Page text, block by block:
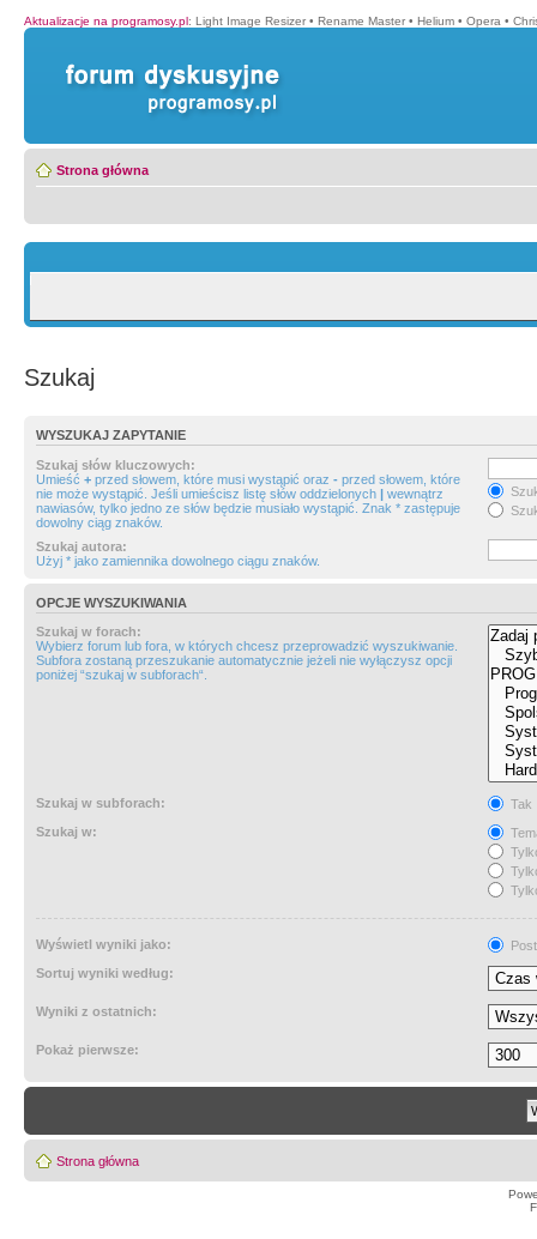
Aktualizacje na programosy.pl: Light Image Resizer • Rename Master • Helium • Opera •
Strona główna
Szukaj
WYSZUKAJ ZAPYTANIE
Szukaj słów kluczowych:
Umieść + przed słowem, które musi wystąpić oraz - przed słowem, które
nie może wystąpić. Jeśli umieścisz listę słów oddzielonych | wewnątrz
nawiasów, tylko jedno ze słów będzie musiało wystąpić. Znak * zastępuje
dowolny ciąg znaków.
Szukaj autora:
Użyj * jako zamiennika dowolnego ciągu znaków.
OPCJE WYSZUKIWANIA
Szukaj w forach:
Wybierz forum lub fora, w których chcesz przeprowadzić wyszukiwanie.
Subfora zostaną przeszukanie automatycznie jeżeli nie wyłączysz opcji
poniżej “szukaj w subforach“.
Szukaj w subforach:
Tak
Szukaj w:
Wyświetl wyniki jako:
Sortuj wyniki według:
Wyniki z ostatnich:
Pokaż pierwsze:
Strona główna